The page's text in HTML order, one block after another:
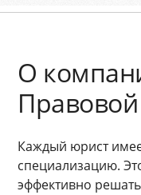
О
Каждый юрист
специализацию.
эффективно